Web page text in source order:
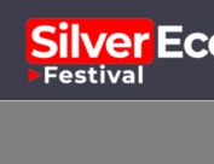
contenu